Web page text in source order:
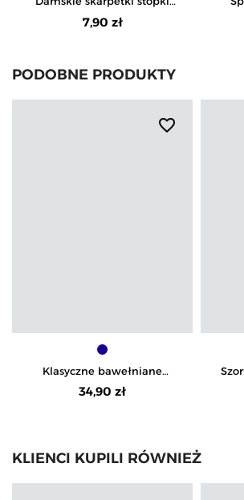
niskie cienkie
7,90 zł
PODOBNE PRODUKTY
favorite_border
Klasyczne bawełniane
legginsy damskie
34,90 zł
KLIENCI KUPILI RÓWNIEŻ